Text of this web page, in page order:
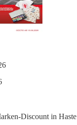
Discount in Haste